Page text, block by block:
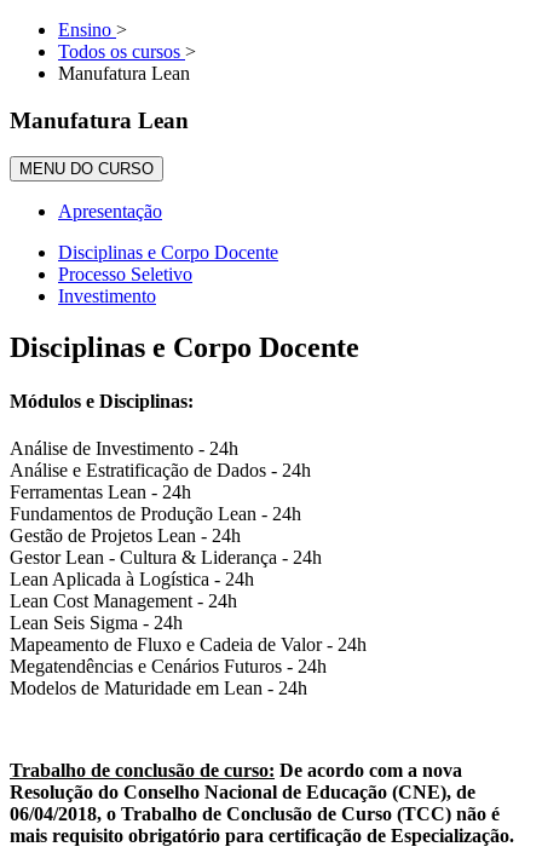
Ensino >
Todos os cursos >
Manufatura Lean
Manufatura Lean
MENU DO CURSO
Apresentação
Disciplinas e Corpo Docente
Processo Seletivo
Investimento
Disciplinas e Corpo Docente
Módulos e Disciplinas:
Análise de Investimento - 24h
Análise e Estratificação de Dados - 24h
Ferramentas Lean - 24h
Fundamentos de Produção Lean - 24h
Gestão de Projetos Lean - 24h
Gestor Lean - Cultura & Liderança - 24h
Lean Aplicada à Logística - 24h
Lean Cost Management - 24h
Lean Seis Sigma - 24h
Mapeamento de Fluxo e Cadeia de Valor - 24h
Megatendências e Cenários Futuros - 24h
Modelos de Maturidade em Lean - 24h
Trabalho de conclusão de curso: De acordo com a nova
Resolução do Conselho Nacional de Educação (CNE), de
06/04/2018, o Trabalho de Conclusão de Curso (TCC) não é
mais requisito obrigatório para certificação de Especialização.